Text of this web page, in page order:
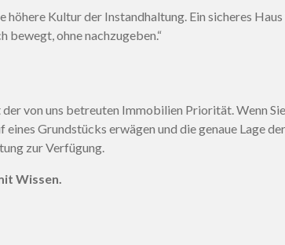
höhere Kultur der Instandhaltung. Ein sicheres
bewegt, ohne nachzugeben.“
von uns betreuten Immobilien Priorität. Wenn
Grundstücks erwägen und die genaue Lage
zur Verfügung.
Wissen.